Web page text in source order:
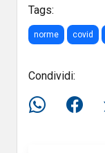
Tags:
norme covid
Condividi: